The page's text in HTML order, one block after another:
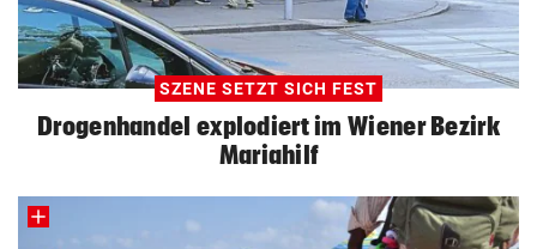
SZENE SETZT SICH FEST
Drogenhandel explodiert im Wiener Bezirk
Mariahilf